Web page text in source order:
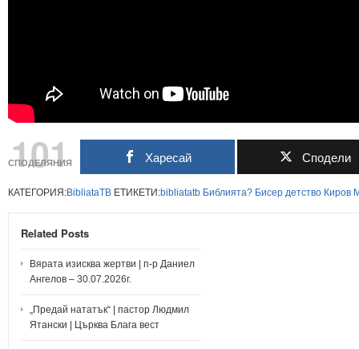
101
СПОДЕЛЯНИЯ Харесай Сподели
КАТЕГОРИЯ:BibliataTB ЕТИКЕТИ:bibliatatb Библията? Бисер детство Киров
Related Posts
Вярата изисква жертви | п-р Даниел
Ангелов – 30.07.2026г.
„Предай нататък“ | пастор Людмил
Ятански | Църква Блага вест